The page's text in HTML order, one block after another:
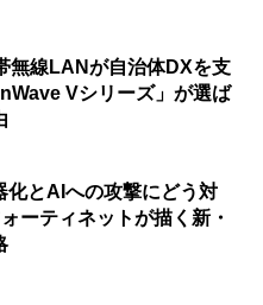
無線LANが自治体DXを支
Vシリーズ」が選ば
化とAIへの攻撃にどう対
ーティネットが描く新・